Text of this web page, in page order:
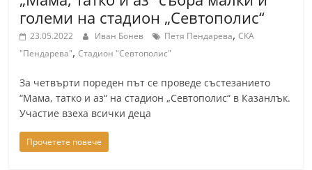
големи на стадион „Севтополис“
23.05.2022 Иван Бонев Петя Пендарева,СКА
"Пендарева",Стадион "Севтополис"
За четвърти пореден път се проведе състезанието
“Мама, татко и аз“ на стадион „Севтополис“ в Казанлък.
Участие взеха всички деца
Прочетете повече